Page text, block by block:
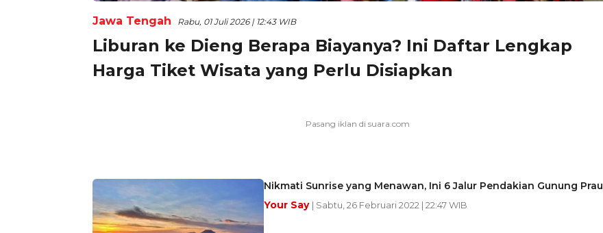
Jawa Tengah Rabu, 01 Juli 2026 | 12:43 WIB
Liburan ke Dieng Berapa Biayanya? Ini Daftar Lengkap
Harga Tiket Wisata yang Perlu Disiapkan
Nikmati Sunrise yang Menawan, Ini 6 Jalur Pendakian Gunung Prau
Your Say | Sabtu, 26 Februari 2022 | 22:47 WIB